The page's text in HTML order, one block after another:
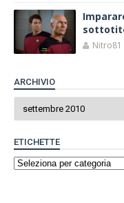
Nitro81
ARCHIVIO
ETICHETTE